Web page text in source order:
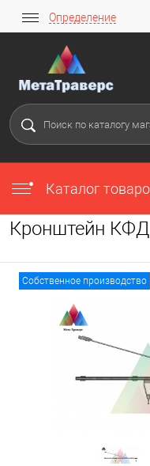
Определение
Каталог
Кронштейн
Собственное производство